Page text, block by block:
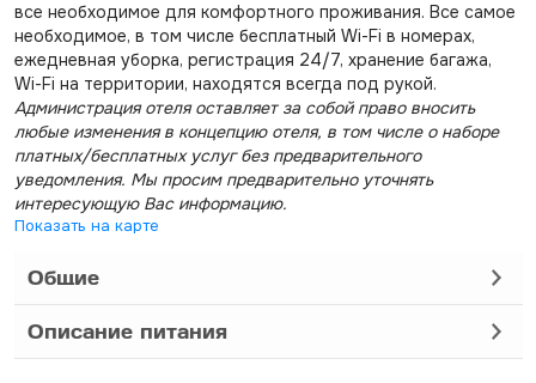
все необходимое для комфортного проживания. Все самое
необходимое, в том числе бесплатный Wi-Fi в номерах,
ежедневная уборка, регистрация 24/7, хранение багажа,
Wi-Fi на территории, находятся всегда под рукой.
Администрация отеля оставляет за собой право вносить
любые изменения в концепцию отеля, в том числе о наборе
платных/бесплатных услуг без предварительного
уведомления. Мы просим предварительно уточнять
интересующую Вас информацию.
Показать на карте
Общие
Описание питания